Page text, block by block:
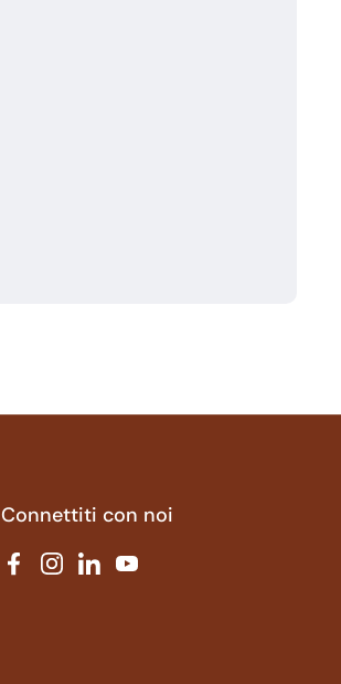
Connettiti con noi
FacebookInstagram
LinkedInYouTube